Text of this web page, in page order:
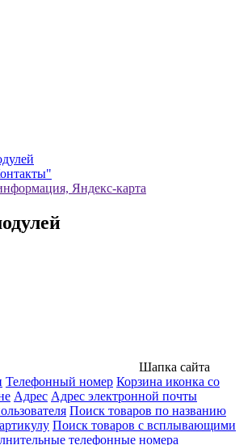
Яндекс-карта
Шапка сайта
Телефонный номер Корзина иконка со
Адрес Адрес электронной почты
Поиск товаров по названию
Поиск товаров с всплывающими
телефонные номера